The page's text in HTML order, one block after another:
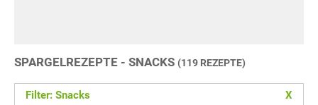
SPARGELREZEPTE - SNACKS (119 REZEPTE)
Filter: Snacks X